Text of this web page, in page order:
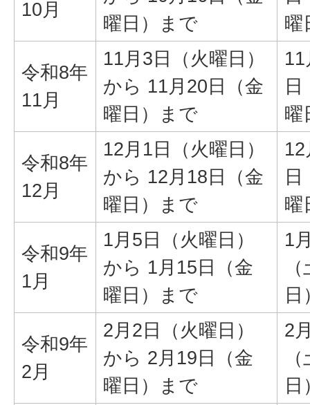
10月
曜日）まで
曜
令和8年
11月
11月3日（火曜日）
から 11月20日（金
曜日）まで
日
曜
令和8年
12月
12月1日（火曜日）
から 12月18日（金
曜日）まで
日
曜
令和9年
1月
1月5日（火曜日）
から 1月15日（金
曜日）まで
1
日
令和9年
2月
2月2日（火曜日）
から 2月19日（金
曜日）まで
2
日